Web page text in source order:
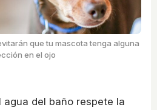
que tu mascota tenga alguna
en el ojo
agua del baño respete la